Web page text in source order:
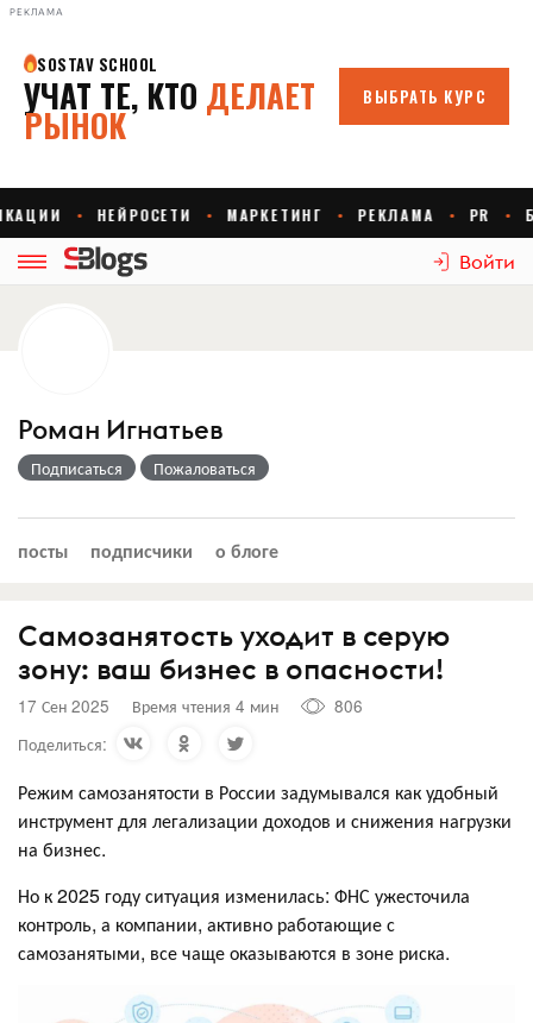
РЕКЛАМА
Войти
Роман Игнатьев
Подписаться Пожаловаться
посты подписчики о блоге
Самозанятость уходит в серую
зону: ваш бизнес в опасности!
17 Сен 2025 Время чтения 4 мин
806
Поделиться:
Режим самозанятости в России задумывался как удобный
инструмент для легализации доходов и снижения нагрузки
на бизнес.
Но к 2025 году ситуация изменилась: ФНС ужесточила
контроль, а компании, активно работающие с
самозанятыми, все чаще оказываются в зоне риска.